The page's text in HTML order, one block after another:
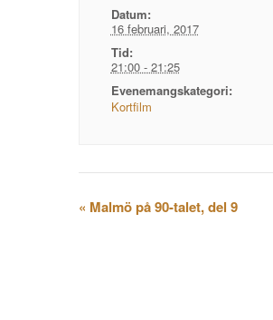
Datum:
16 februari, 2017
Tid:
21:00 - 21:25
Evenemangskategori:
Kortfilm
Evenemangsnavigation
« Malmö på 90-talet, del 9